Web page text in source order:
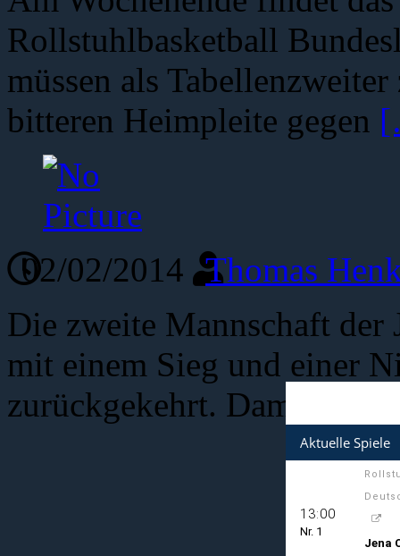
Rollstuhlbasketball
müssen als
bitteren Heimpleite gegen
02/02/2014 Thomas
Die zweite Mannschaft der
mit einem Sieg und einer
zurückgekehrt. Damit